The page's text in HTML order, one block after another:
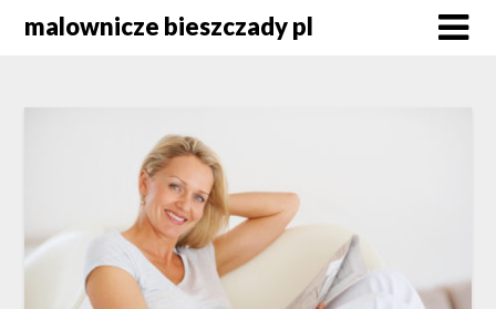
malownicze bieszczady pl